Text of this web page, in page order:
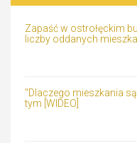
Zapaść w ostrołęckim
liczby oddanych
"Dlaczego mieszkania
tym [WIDEO]